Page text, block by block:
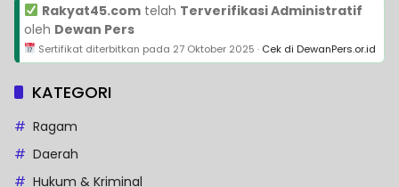
Rakyat45.comtelah Terverifikasi Administratif
oleh Dewan Pers
Sertifikat diterbitkan pada 27 Oktober 2025 · Cek di DewanPers.or.id
KATEGORI
Ragam
Daerah
Hukum & Kriminal